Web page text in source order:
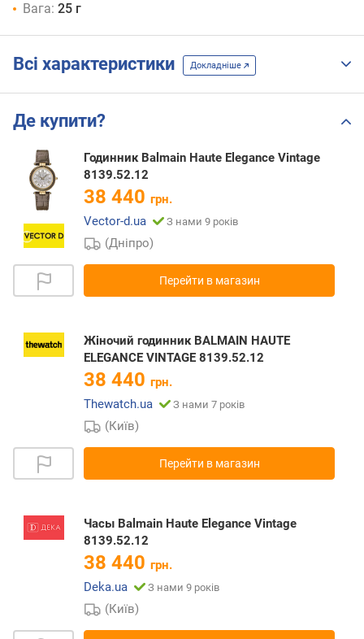
Вага: 25 г
Всі характеристики Докладніше
Де купити?
Годинник Balmain Haute Elegance Vintage
8139.52.12
38 440 грн.
Vector-d.ua
З нами 9 років
(Дніпро)
Перейти в магазин
Жіночий годинник BALMAIN HAUTE
ELEGANCE VINTAGE 8139.52.12
38 440 грн.
Thewatch.ua
З нами 7 років
(Київ)
Перейти в магазин
Часы Balmain Haute Elegance Vintage
8139.52.12
38 440 грн.
Deka.ua
З нами 9 років
(Київ)